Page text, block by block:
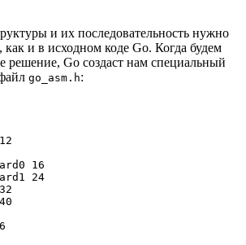
и их последовательность нужно
как и в исходном коде Go. Когда будем
решение, Go создаст нам специальный
go_asm.h:
16
24